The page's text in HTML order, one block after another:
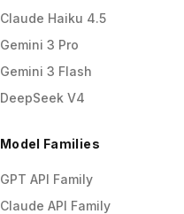
Claude Haiku 4.5
Gemini 3 Pro
Gemini 3 Flash
DeepSeek V4
Model Families
GPT API Family
Claude API Family